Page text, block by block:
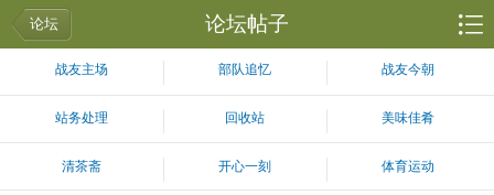
论坛 论坛帖子
战友主场 部队追忆 战友今朝
站务处理 回收站 美味佳肴
清茶斋 开心一刻 体育运动